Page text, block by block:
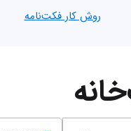
روش کار فکت‌نامه